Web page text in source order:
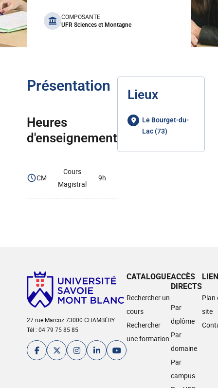
benefits
COMPOSANTE
UFR Sciences et Montagne
Présentation
Heures
d'enseignement
CM
Cours
Magistral
9h
Lieux
Le Bourget-du-
Lac (73)
27 rue Marcoz 73000 CHAMBÉRY
Tél : 04 79 75 85 85
CATALOGUE
Rechercher un
cours
Rechercher
une formation
ACCÈS
DIRECTS
Par
diplôme
Par
domaine
Par
campus
Plan
site